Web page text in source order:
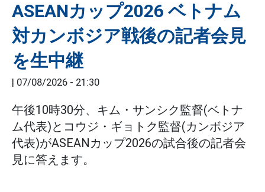
ASEANカップ2026 ベトナム
対カンボジア戦後の記者会見
を生中継
| 07/08/2026 - 21:30
午後10時30分、キム・サンシク監督(ベトナ
ム代表)とコウジ・ギョトク監督(カンボジア
代表)がASEANカップ2026の試合後の記者会
見に答えます。